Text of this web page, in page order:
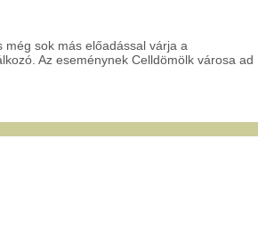
sok más előadással várja a
Az eseménynek Celldömölk városa ad